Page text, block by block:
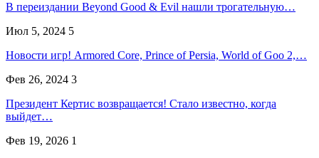
В переиздании Beyond Good & Evil нашли трогательную…
Июл 5, 2024 5
Новости игр! Armored Core, Prince of Persia, World of Goo 2,…
Фев 26, 2024 3
Президент Кертис возвращается! Стало известно, когда
выйдет…
Фев 19, 2026 1